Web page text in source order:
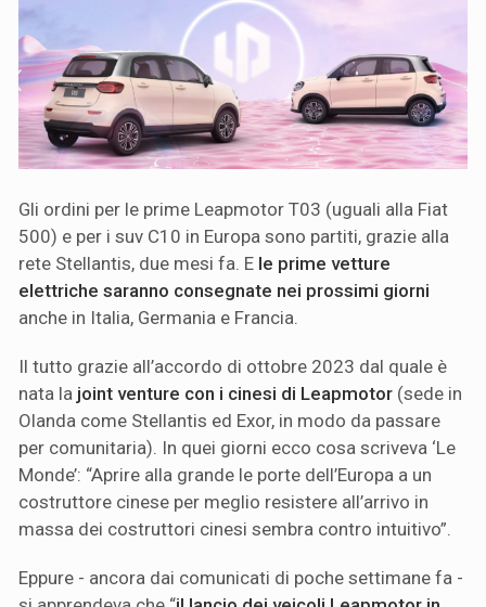
Gli ordini per le prime Leapmotor T03 (uguali alla Fiat
500) e per i suv C10 in Europa sono partiti, grazie alla
rete Stellantis, due mesi fa. E le prime vetture
elettriche saranno consegnate nei prossimi giorni
anche in Italia, Germania e Francia.
Il tutto grazie all’accordo di ottobre 2023 dal quale è
nata la joint venture con i cinesi di Leapmotor (sede in
Olanda come Stellantis ed Exor, in modo da passare
per comunitaria). In quei giorni ecco cosa scriveva ‘Le
Monde’: “Aprire alla grande le porte dell’Europa a un
costruttore cinese per meglio resistere all’arrivo in
massa dei costruttori cinesi sembra contro intuitivo”.
Eppure - ancora dai comunicati di poche settimane fa -